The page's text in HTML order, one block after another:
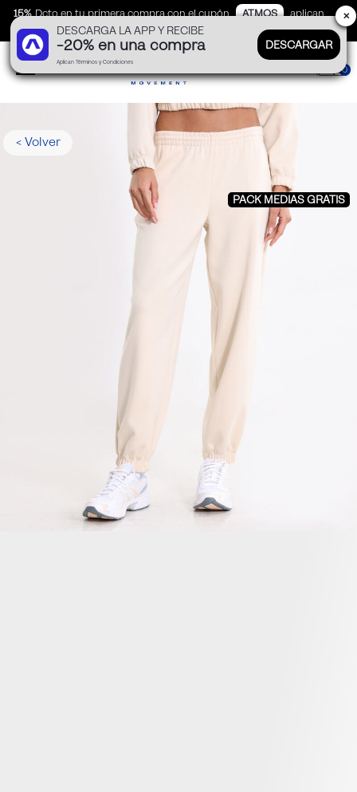
15% Dcto en tu primera compra con el cupón ATMOS
aplican
TyC
0
< Volver
PACK MEDIAS GRATIS
DESCARGA LA APP Y RECIBE
-20% en una compra
Aplican Términos y Condiciones
DESCARGAR
✕